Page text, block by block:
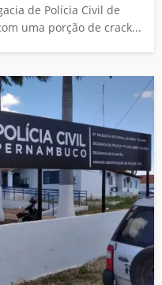
de Polícia Civil de
uma porção de crack...